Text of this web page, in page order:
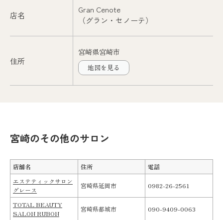
店名
Gran Cenote
（グラン・セノーテ）
住所
宮崎県宮崎市
地図を見る
宮崎のその他のサロン
店舗名 住所
電話
エステティックサロン
グレース
宮崎県延岡市 0982-26-2561
TOTAL BEAUTY
SALON RUBON
宮崎県都城市 090-9409-0063